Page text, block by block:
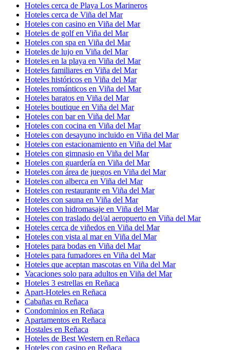
Hoteles cerca de Playa Los Marineros
Hoteles cerca de Viña del Mar
Hoteles con casino en Viña del Mar
Hoteles de golf en Viña del Mar
Hoteles con spa en Viña del Mar
Hoteles de lujo en Viña del Mar
Hoteles en la playa en Viña del Mar
Hoteles familiares en Viña del Mar
Hoteles históricos en Viña del Mar
Hoteles románticos en Viña del Mar
Hoteles baratos en Viña del Mar
Hoteles boutique en Viña del Mar
Hoteles con bar en Viña del Mar
Hoteles con cocina en Viña del Mar
Hoteles con desayuno incluido en Viña del Mar
Hoteles con estacionamiento en Viña del Mar
Hoteles con gimnasio en Viña del Mar
Hoteles con guardería en Viña del Mar
Hoteles con área de juegos en Viña del Mar
Hoteles con alberca en Viña del Mar
Hoteles con restaurante en Viña del Mar
Hoteles con sauna en Viña del Mar
Hoteles con hidromasaje en Viña del Mar
Hoteles con traslado del/al aeropuerto en Viña del Mar
Hoteles cerca de viñedos en Viña del Mar
Hoteles con vista al mar en Viña del Mar
Hoteles para bodas en Viña del Mar
Hoteles para fumadores en Viña del Mar
Hoteles que aceptan mascotas en Viña del Mar
Vacaciones solo para adultos en Viña del Mar
Hoteles 3 estrellas en Reñaca
Apart-Hoteles en Reñaca
Cabañas en Reñaca
Condominios en Reñaca
Apartamentos en Reñaca
Hostales en Reñaca
Hoteles de Best Western en Reñaca
Hoteles con casino en Reñaca